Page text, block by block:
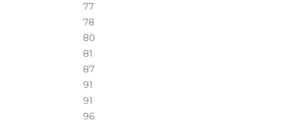
77
78
80
81
87
91
91
96